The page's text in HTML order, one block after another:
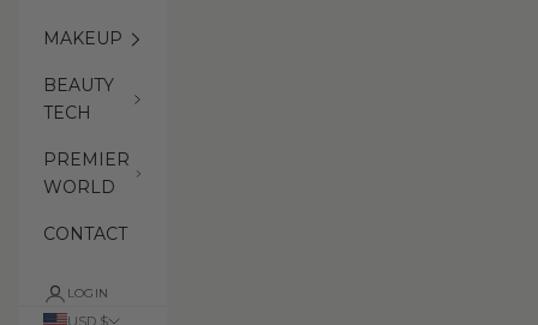
MAKEUP
BEAUTY
TECH
PREMIER
WORLD
CONTACT
LOGIN